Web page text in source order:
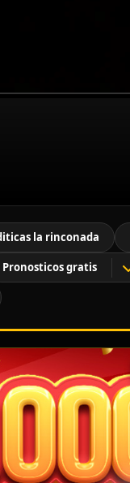
la rinconada
Pronosticos gratis